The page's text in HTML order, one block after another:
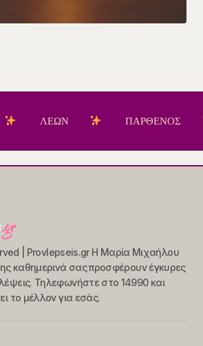
ΛΕΩΝ ΠΑΡΘΕΝΟΣ
| Provlepseis.gr Η Μαρία Μιχαήλου
καθημερινά σας προσφέρουν έγκυρες
Τηλεφωνήστε στο 14990 και
το μέλλον για εσάς.